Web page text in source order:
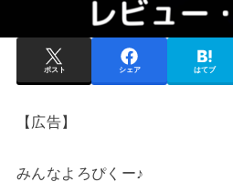
ポスト シェア はてブ
【広告】
みんなよろぴくー♪